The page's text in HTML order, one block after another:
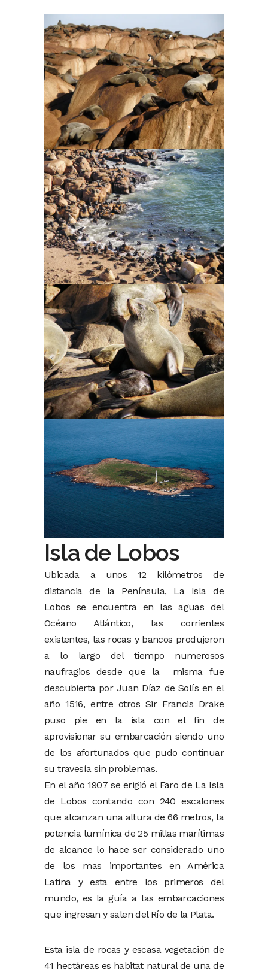
Isla de Lobos
Ubicada a unos 12 kilómetros de
distancia de la Península, La Isla de
Lobos se encuentra en las aguas del
Océano Atlántico, las corrientes
existentes, las rocas y bancos produjeron
a lo largo del tiempo numerosos
naufragios desde que la misma fue
descubierta por Juan Díaz de Solís en el
año 1516, entre otros Sir Francis Drake
puso pie en la isla con el fin de
aprovisionar su embarcación siendo uno
de los afortunados que pudo continuar
su travesía sin problemas.
En el año 1907 se erigió el Faro de La Isla
de Lobos contando con 240 escalones
que alcanzan una altura de 66 metros, la
potencia lumínica de 25 millas marítimas
de alcance lo hace ser considerado uno
de los mas importantes en América
Latina y esta entre los primeros del
mundo, es la guía a las embarcaciones
que ingresan y salen del Río de la Plata.
Esta isla de rocas y escasa vegetación de
41 hectáreas es habitat natural de una de